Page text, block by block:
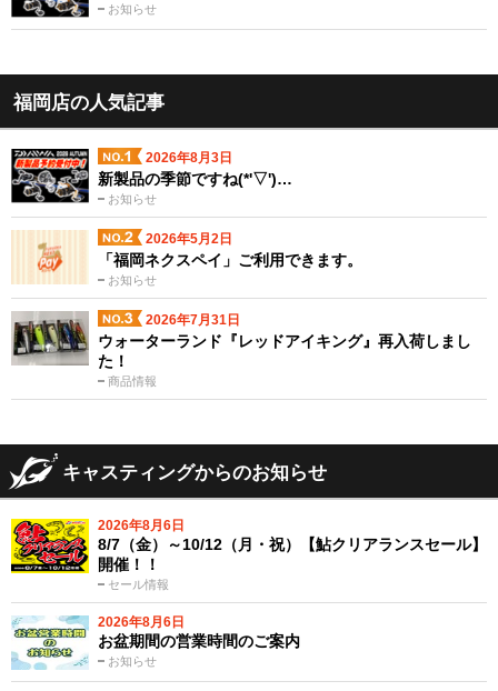
お知らせ
福岡店の人気記事
2026年8月3日
お知らせ
新製品の季節ですね(*'▽')…
2026年5月2日
お知らせ
「福岡ネクスペイ」ご利用できます。
2026年7月31日
商品情報
ウォーターランド『レッドアイキング』再入荷しまし
た！
キャスティングからのお知らせ
2026年8月6日
セール情報
8/7（金）～10/12（月・祝）【鮎クリアランスセール】
開催！！
2026年8月6日
お知らせ
お盆期間の営業時間のご案内